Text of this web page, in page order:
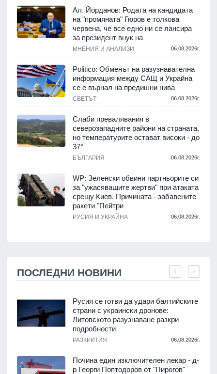
Ал. Йорданов: Родата на кандидата
на "промяната" Гюров е толкова
червена, че все едно ни се лансира
за президент внук на
МНЕНИЯ И АНАЛИЗИ 06.08.2026г.
Politico: Обменът на разузнавателна
информация между САЩ и Украйна
се е върнал на предишни нива
СВЕТЪТ 06.08.2026г.
Слаби превалявания в
северозападните райони на страната,
но температурите остават високи - до
37°
БЪЛГАРИЯ 06.08.2026г.
WP: Зеленски обвини партньорите си
за "ужасяващите жертви" при атаката
срещу Киев. Причината - забавените
ракети "Пейтри
РУСИЯ И УКРАЙНА 06.08.2026г.
ПОСЛЕДНИ НОВИНИ
Русия се готви да удари балтийските
страни с украински дронове:
Литовското разузнаване разкри
подробности
РАЗКРИТИЯ 06.08.2026г.
Почина един изключителен лекар - д-
р Георги Поптодоров от "Пирогов"